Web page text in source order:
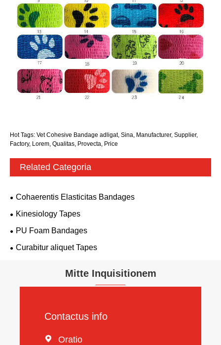
Hot Tags: Vet Cohesive Bandage adligat, Sina, Manufacturer, Supplier,
Factory, Lorem, Qualitas, Provecta, Price
Related Categoria
Cohaerentis Elasticitas Bandages
Kinesiology Tapes
PU Foam Bandages
Curabitur aliquet Tapes
Mitte Inquisitionem
Contactus info
 Oratio